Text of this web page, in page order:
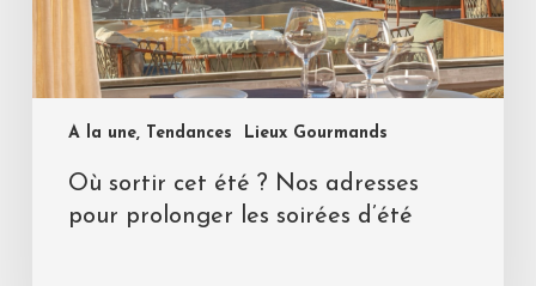
A la une, Tendances Lieux Gourmands
Où sortir cet été ? Nos adresses
pour prolonger les soirées d’été